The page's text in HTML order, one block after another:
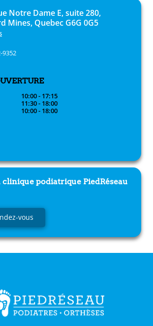
Notre Dame E, suite 280,
Mines, Quebec G6G 0G5
9352
10:00 - 17:15
11:30 - 18:00
10:00 - 18:00
clinique podiatrique PiedRéseau
vous